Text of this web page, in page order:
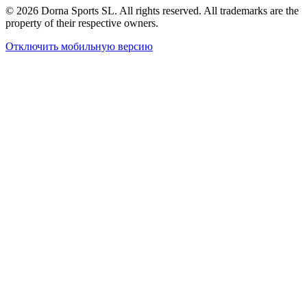
© 2026 Dorna Sports SL. All rights reserved. All trademarks are the
property of their respective owners.
Отключить мобильную версию